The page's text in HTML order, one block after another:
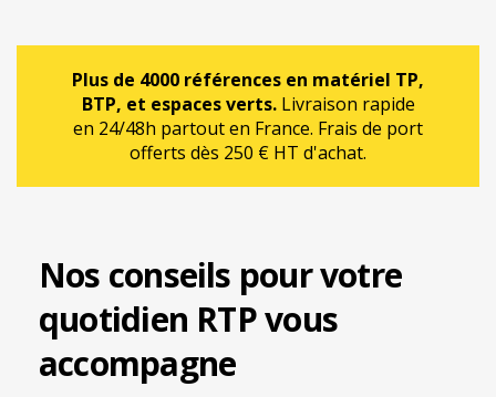
Plus de 4000 références en matériel TP,
BTP, et espaces verts.Livraison rapide
en 24/48h partout en France. Frais de port
offerts dès 250 € HT d'achat.
Nos conseils pour votre
quotidien RTP vous
accompagne